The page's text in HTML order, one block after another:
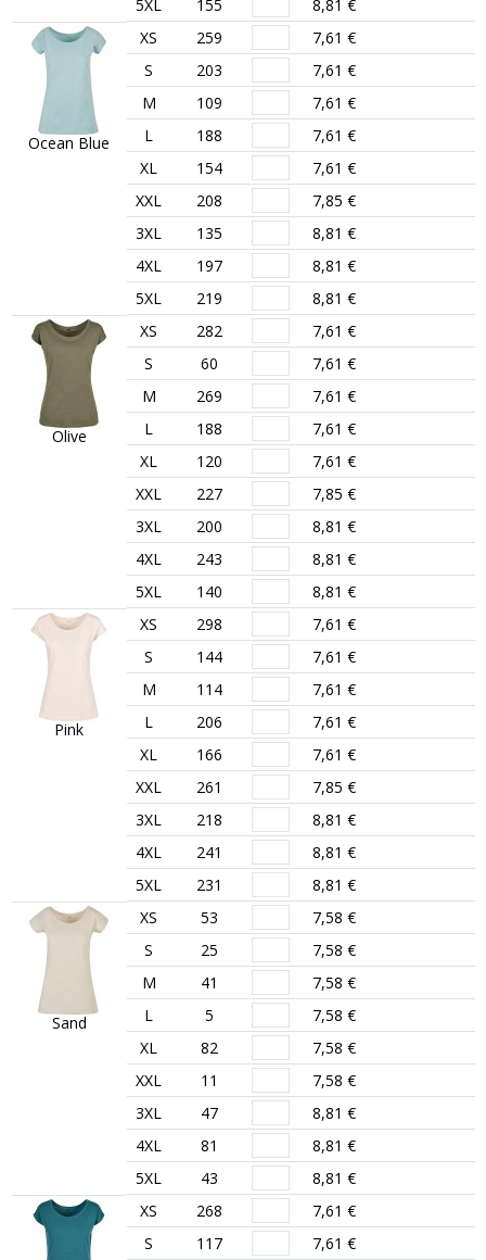
5XL 155 8,81 €
Ocean Blue
XS 259
7,61 €
S
203
7,61 €
M
109
7,61 €
L
188
7,61 €
XL
154
7,61 €
XXL
208
7,85 €
3XL
135
8,81 €
4XL
197
8,81 €
5XL
219 8,81 €
Olive
XS 282
7,61 €
S
60
7,61 €
M
269
7,61 €
L
188
7,61 €
XL
120
7,61 €
XXL
227
7,85 €
3XL
200
8,81 €
4XL
243
8,81 €
5XL
140 8,81 €
Pink
XS 298
7,61 €
S
144
7,61 €
M
114
7,61 €
L
206
7,61 €
XL
166
7,61 €
XXL
261
7,85 €
3XL
218
8,81 €
4XL
241
8,81 €
5XL
231 8,81 €
Sand
XS 53
7,58 €
S
25
7,58 €
M
41
7,58 €
L
5
7,58 €
XL
82
7,58 €
XXL
11
7,58 €
3XL
47
8,81 €
4XL
81
8,81 €
5XL
43 8,81 €
XS 268
7,61 €
S
117
7,61 €